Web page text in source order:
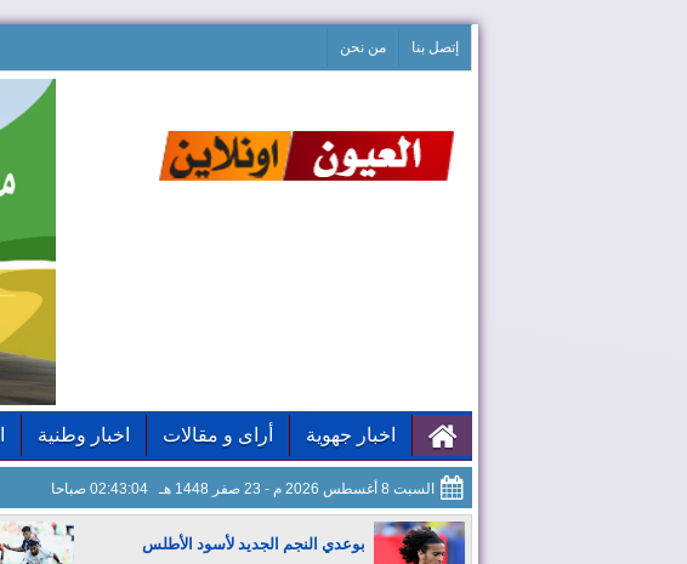
إتصل بنا من نحن
اخبار جهوية أراى و مقالات اخبار وطنية
السبت 8 أغسطس 2026 م - 23 صفر 1448 هـ 02:43:05 صباحا
بوعدي النجم الجديد لأسود الأطلس